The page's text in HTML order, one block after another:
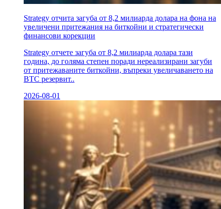
Strategy отчита загуба от 8,2 милиарда долара на фона на
увеличени притежания на биткойни и стратегически
финансови корекции
Strategy отчете загуба от 8,2 милиарда долара тази
година, до голяма степен поради нереализирани загуби
от притежаваните биткойни, въпреки увеличаването на
BTC резервит..
2026-08-01